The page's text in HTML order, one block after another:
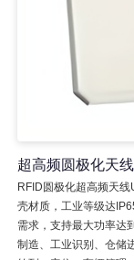
超高频圆极化天
RFID圆极化超高频天
壳材质，工业等级达
需求，支持最大功率达
制造、工业识别、仓储